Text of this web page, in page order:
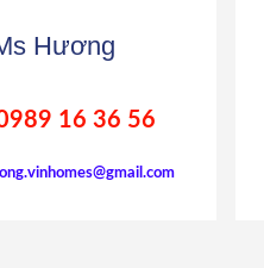
Hương
16 36 56